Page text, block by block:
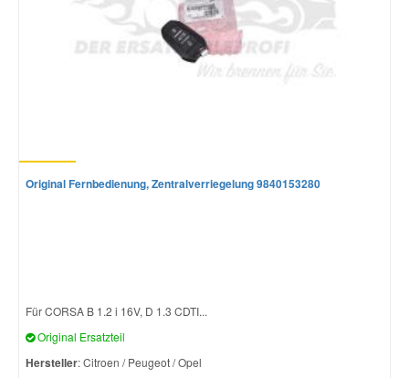
Original Fernbedienung, Zentralverriegelung 9840153280
Für CORSA B 1.2 i 16V, D 1.3 CDTI...
Original Ersatzteil
Hersteller: Citroen / Peugeot / Opel
Skoda Ersatzteile